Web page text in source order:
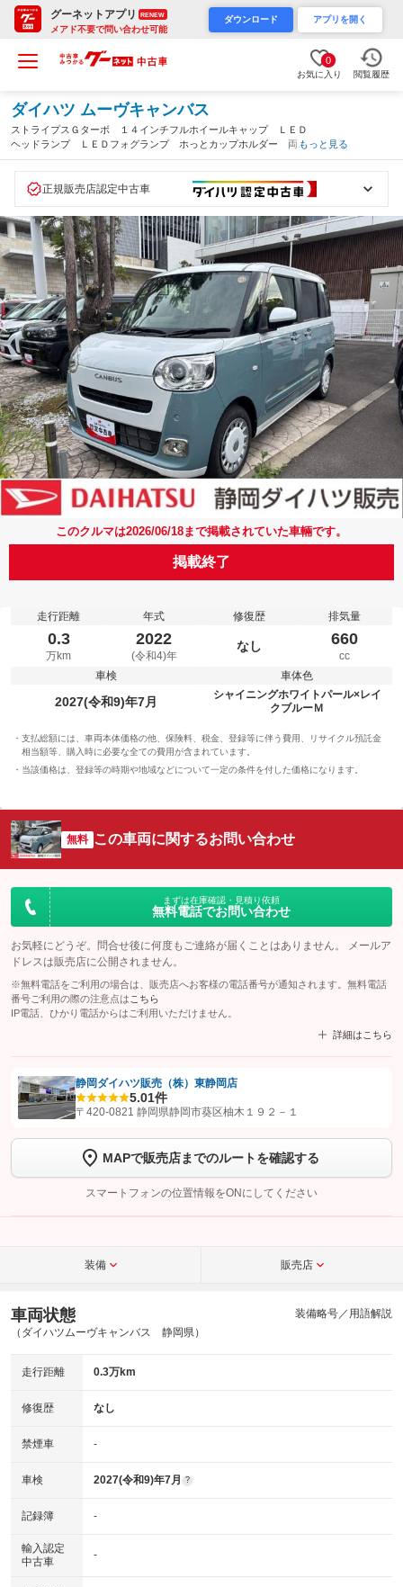
グーネットアプリ RENEW
メアド不要で問い合わせ可能
ダウンロード アプリを開く
0
お気に入り 閲覧履歴
ダイハツ ムーヴキャンバス
ストライプスＧターボ １４インチフルホイールキャップ ＬＥＤ
ヘッドランプ ＬＥＤフォグランプ ホっとカップホルダー 両側
パワースライドドア キーフリーシステム プッシュボタンスター
もっと見る
正規販売店認定中古車
このクルマは2026/06/18まで掲載されていた車輛です。
掲載終了
走行距離
0.3
万km
年式
2022
(令和4)年
修復歴
なし
排気量
660
cc
車検
2027(令和9)年7月
車体色
シャイニングホワイトパール×レイ
クブルーＭ
支払総額には、車両本体価格の他、保険料、税金、登録等に伴う費用、リサイクル預託金
相当額等、購入時に必要な全ての費用が含まれています。
当該価格は、登録等の時期や地域などについて一定の条件を付した価格になります。
無料 この車両に関するお問い合わせ
まずは在庫確認・見積り依頼
無料電話でお問い合わせ
お気軽にどうぞ。問合せ後に何度もご連絡が届くことはありません。 メールア
ドレスは販売店に公開されません。
※無料電話をご利用の場合は、販売店へお客様の電話番号が通知されます。無料電話
番号ご利用の際の注意点は こちら
IP電話、ひかり電話からはご利用いただけません。
詳細はこちら
【STEP1】認証画面でグーネットを友だち追加してから「許可する」ボタンを押
トーク画面で
ボタンをタップして問い合わせを
完了してください。
こちら
静岡ダイハツ販売（株）東静岡店
5.01件
〒420-0821 静岡県静岡市葵区柚木１９２－１
MAPで販売店までのルートを確認する
スマートフォンの位置情報をONにしてください
装備 販売店
車両状態
（ダイハツムーヴキャンバス 静岡県）
装備略号／用語解説
走行距離 0.3万km
修復歴 なし
禁煙車 -
車検 2027(令和9)年7月 ?
記録簿 -
輸入認定
中古車
-